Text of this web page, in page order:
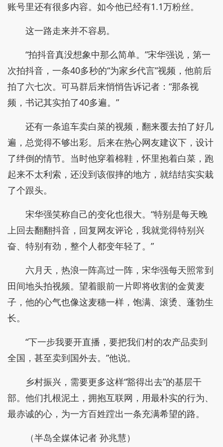
账号里还有很多内容。如今他已经有1.1万粉丝。
这一路走来并不容易。
“拍抖音真没想象中那么简单。”宋华强说，第一
次拍抖音，一条40多秒的“为家乡代言”视频，他前后
拍了六七次。可马群后来悄悄告诉记者：“那条视
频，书记其实拍了40多遍。”
还有一条追车卖白菜的视频，翻来覆去拍了好几
遍，总觉得不够出彩。后来在热心网友建议下，设计
了绊倒的情节。当时他穿着棉鞋，怀里抱着白菜，跑
起来不太利索，还没到该假摔的地方，就结结实实栽
了个跟头。
宋华强笑称自己的变化也很大。“特别是每天晚
上回去翻翻抖音，回复网友评论，我就觉得特别兴
奋、特别有劲，整个人都变年轻了。”
六月天，热浪一阵高过一阵，宋华强每天照常到
田间地头拍视频。望着眼前一片即将收割的金黄麦
子，他的心气也像这麦穗一样，饱满、滚烫、蓬勃生
长。
“下一步我要开直播，要把我们村的农产品卖到
全国，甚至卖到国外去。”他说。
乡村振兴，需要更多这样“豁得出去”的基层干
部。他们扎根泥土，拥抱互联网，用最朴实的行为、
最赤诚的心，为一方百姓蹚出一条充满希望的路。
（半岛全媒体记者 孙兆慧）